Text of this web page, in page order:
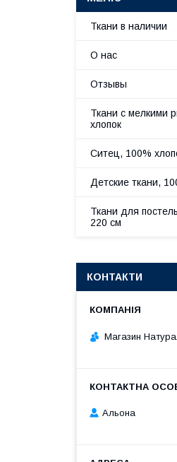
Ткани в наличии
О нас
Отзывы
Ткани с мелкими
хлопок
Ситец, 100%
Детские ткани,
Ткани для
220 см
КОНТАКТИ
Магазин
Альона